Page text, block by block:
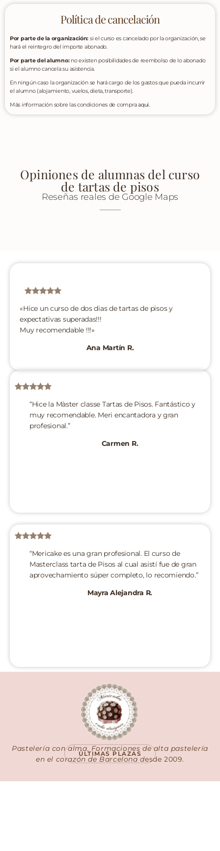
Política de cancelación
Por parte de la organización: si el curso es cancelado por la organización, se
hará el reintegro del importe abonado.
Por parte del alumno:no existen posibilidades de reembolso de lo abonado
si el alumno cancela su asistencia.
En ningún caso la organización se hará cargo de los gastos que pueda incurrir
el alumno (alojamiento, vuelos, dieta, transporte).
Más información sobre las condiciones de compraaquí.
Opiniones de alumnas del curso
de tartas de pisos
Reseñas reales de Google Maps
«Hice un curso de dos dias de tartas de pisos y
expectativas superadas!!!
Muy recomendable !!!»
Ana Martín R.
“Hice la Màster classe Tartas de Pisos. Fantástico y
muy recomendable. Meri encantadora y gran
profesional.”
Carmen R.
“Mericake es una gran profesional. El curso de
Masterclass tarta de Pisos al cual asistí fue de gran
aprovechamiento súper completo, lo recomiendo.”
Mayra Alejandra R.
Pastelería con alma. Formaciones de alta pastelería
en el corazón de Barcelona desde 2009.
ÚLTIMAS PLAZAS